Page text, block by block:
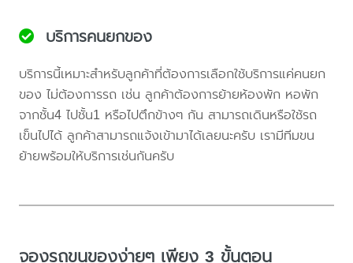
บริการคนยกของ
บริการนี้เหมาะสำหรับลูกค้าที่ต้องการเลือกใช้บริการแค่คนยก
ของ ไม่ต้องการรถ เช่น ลูกค้าต้องการย้ายห้องพัก หอพัก
จากชั้น4 ไปชั้น1 หรือไปตึกข้างๆ กัน สามารถเดินหรือใช้รถ
เข็นไปได้ ลูกค้าสามารถแจ้งเข้ามาได้เลยนะครับ เรามีทีมขน
ย้ายพร้อมให้บริการเช่นกันครับ
จองรถขนของง่ายๆ เพียง 3 ขั้นตอน